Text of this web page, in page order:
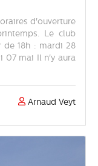
d'ouverture
Le club
de 18h : mardi 28
07 mai Il n'y aura
Arnaud Veyt